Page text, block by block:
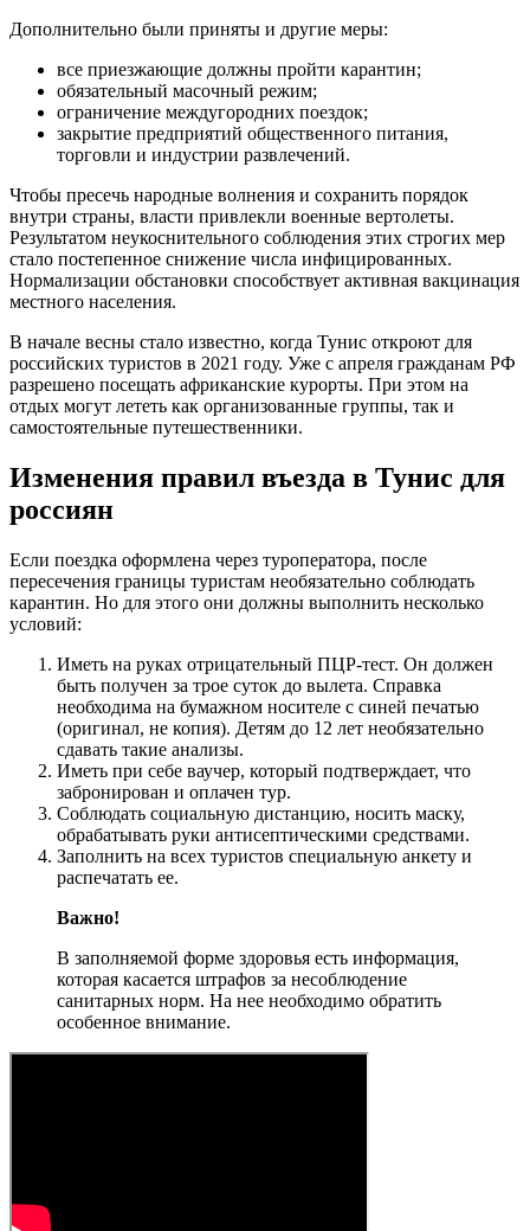
Дополнительно были приняты и другие меры:
все приезжающие должны пройти карантин;
обязательный масочный режим;
ограничение междугородних поездок;
закрытие предприятий общественного питания,
торговли и индустрии развлечений.
Чтобы пресечь народные волнения и сохранить порядок
внутри страны, власти привлекли военные вертолеты.
Результатом неукоснительного соблюдения этих строгих мер
стало постепенное снижение числа инфицированных.
Нормализации обстановки способствует активная вакцинация
местного населения.
В начале весны стало известно, когда Тунис откроют для
российских туристов в 2021 году. Уже с апреля гражданам РФ
разрешено посещать африканские курорты. При этом на
отдых могут лететь как организованные группы, так и
самостоятельные путешественники.
Изменения правил въезда в Тунис для
россиян
Если поездка оформлена через туроператора, после
пересечения границы туристам необязательно соблюдать
карантин. Но для этого они должны выполнить несколько
условий:
Иметь на руках отрицательный ПЦР-тест. Он должен
быть получен за трое суток до вылета. Справка
необходима на бумажном носителе с синей печатью
(оригинал, не копия). Детям до 12 лет необязательно
сдавать такие анализы.
Иметь при себе ваучер, который подтверждает, что
забронирован и оплачен тур.
Соблюдать социальную дистанцию, носить маску,
обрабатывать руки антисептическими средствами.
Заполнить на всех туристов специальную анкету и
распечатать ее.
Важно!
В заполняемой форме здоровья есть информация,
которая касается штрафов за несоблюдение
санитарных норм. На нее необходимо обратить
особенное внимание.